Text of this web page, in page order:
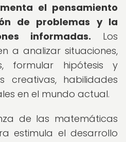
el pensamiento
de problemas y la
informadas. Los
a analizar situaciones,
formular hipótesis y
creativas, habilidades
en el mundo actual.
de las matemáticas
estimula el desarrollo